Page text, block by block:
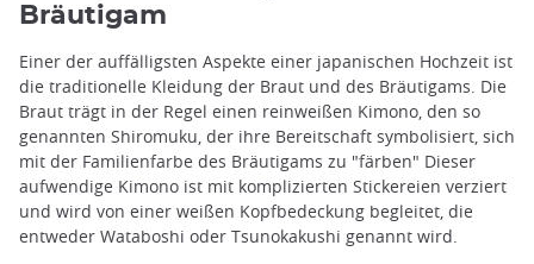
Bräutigam
Einer der auffälligsten Aspekte einer japanischen Hochzeit ist
die traditionelle Kleidung der Braut und des Bräutigams. Die
Braut trägt in der Regel einen reinweißen Kimono, den so
genannten Shiromuku, der ihre Bereitschaft symbolisiert, sich
mit der Familienfarbe des Bräutigams zu "färben" Dieser
aufwendige Kimono ist mit komplizierten Stickereien verziert
und wird von einer weißen Kopfbedeckung begleitet, die
entweder Wataboshi oder Tsunokakushi genannt wird.